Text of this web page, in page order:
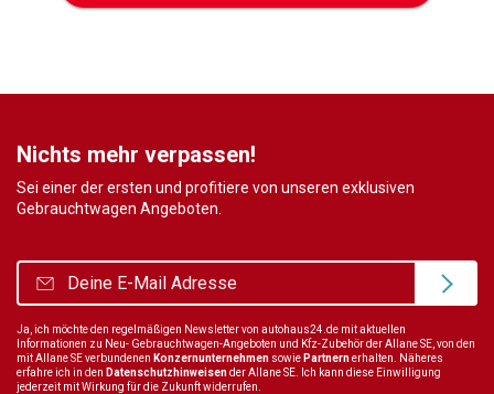
Nichts mehr verpassen!
Sei einer der ersten und profitiere von unseren exklusiven
Gebrauchtwagen Angeboten.
Ja, ich möchte den regelmäßigen Newsletter von autohaus24.de mit aktuellen
Informationen zu Neu- Gebrauchtwagen-Angeboten und Kfz-Zubehör der Allane SE, von den
mit Allane SE verbundenen Konzernunternehmen sowie Partnernerhalten. Näheres
erfahre ich in den Datenschutzhinweisender Allane SE. Ich kann diese Einwilligung
jederzeit mit Wirkung für die Zukunft widerrufen.